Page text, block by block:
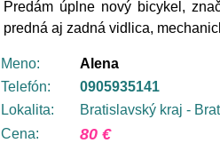
Predám úplne nový bicykel,
predná aj zadná vidlica,
Meno:
Alena
Telefón:
0905935141
Lokalita:
Bratislavský kraj -
Cena:
80 €